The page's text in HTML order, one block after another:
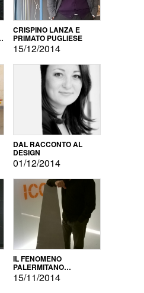
CRISPINO LANZA E
PRIMATO PUGLIESE
15/12/2014
DAL RACCONTO AL
DESIGN
01/12/2014
IL FENOMENO
PALERMITANO
DELL'AUTOPRODUZIONE
15/11/2014